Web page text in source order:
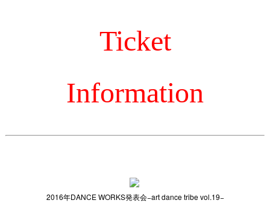
Ticket
Information
2016年DANCE WORKS発表会−art dance tribe vol.19−